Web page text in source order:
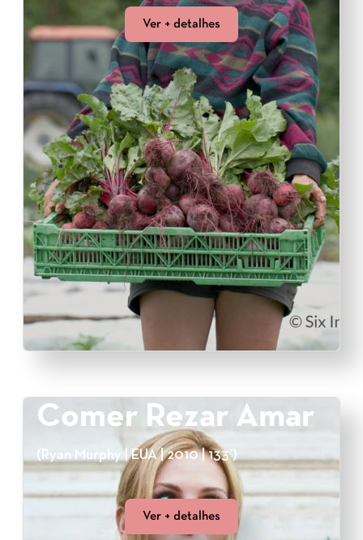
Ver + detalhes
Comer Rezar Amar
(Ryan Murphy | EUA | 2010 | 133’)
Ver + detalhes